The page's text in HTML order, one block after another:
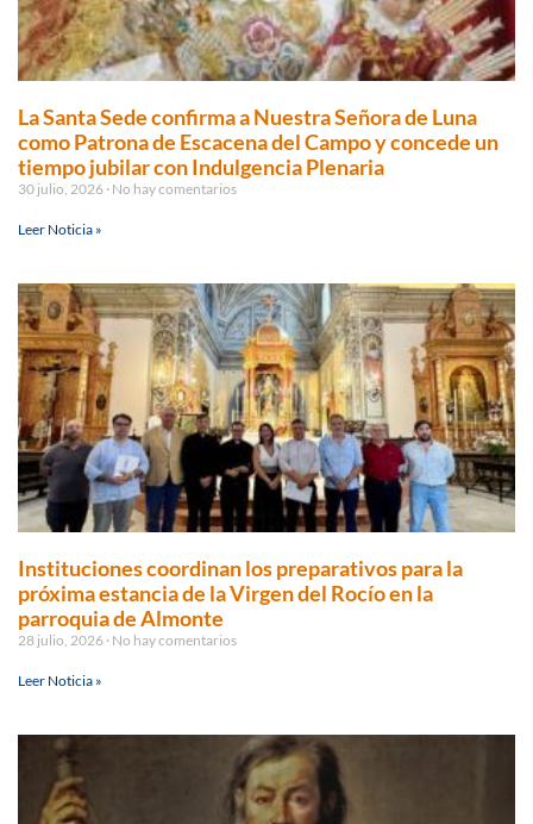
La Santa Sede confirma a Nuestra Señora de Luna
como Patrona de Escacena del Campo y concede un
tiempo jubilar con Indulgencia Plenaria
30 julio, 2026 No hay comentarios
Leer Noticia »
Instituciones coordinan los preparativos para la
próxima estancia de la Virgen del Rocío en la
parroquia de Almonte
28 julio, 2026 No hay comentarios
Leer Noticia »